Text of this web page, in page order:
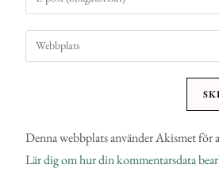
Denna webbplats använder Akismet för
Lär dig om hur din kommentarsdata